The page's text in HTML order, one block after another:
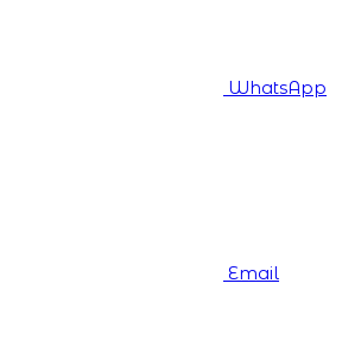
WhatsApp
Email